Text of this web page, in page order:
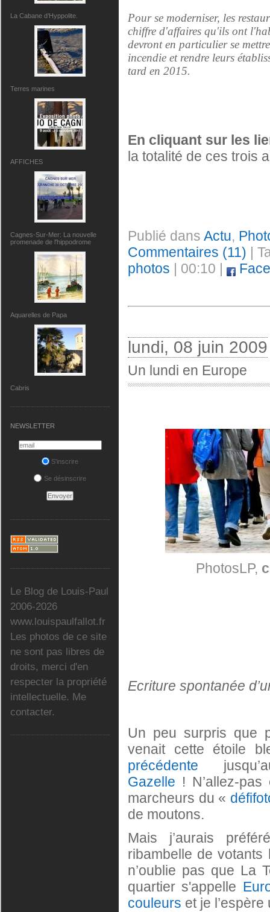
La Cabane d’Hyppolite.
Terres marines
AFFICHES
Cagnes-Sur-Mer: La nouvelle
promenade de l'hippodrome
Aquarelles de Papa
Cabris
NEWSLETTER
S'inscrire
Se désinscrire
Le Blog de Louis-Paul
2006-2026
www.louispaulfallot.fr
Les photos de ce site
ne sont pas libres de
droits, merci d'en
respecter la propriété
intellectuelle. Me
contacter.
Pour se moderniser, les
chiffre d'affaires qu'ils ont
devront en particulier se
incendie et rendre leurs
tard en 2015.
En cliquant sur les
la totalité de ces trois
Publié dans Actu,
Commentaires (11) |
photos | 00:10 |
lundi, 08 juin 2009
Un lundi en Europe
PhotosLP,
Ecriture spontanée
Un peu surpris que
venait cette étoile
précédente
Gazelle ! N’allez-
marcheurs du «
de moutons.
Mais j’aurais
ribambelle de
n’oublie pas que La
quartier s'appelle
couleurs et je